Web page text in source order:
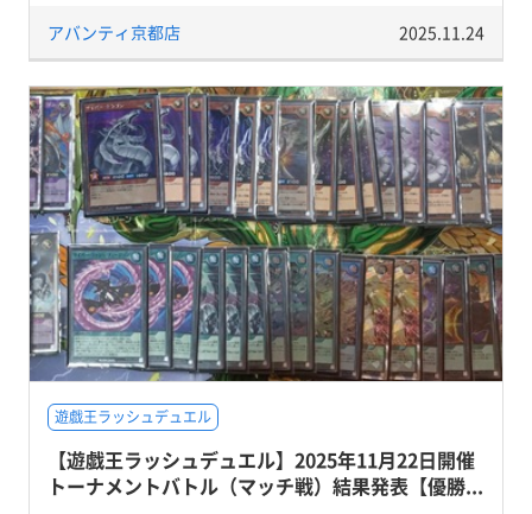
アバンティ京都店 2025.11.24
遊戯王ラッシュデュエル
【遊戯王ラッシュデュエル】2025年11月22日開催
トーナメントバトル（マッチ戦）結果発表【優勝...